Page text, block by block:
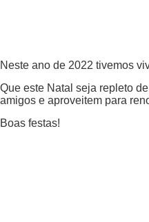
Neste ano de 2022 tivemos
Que este Natal seja repleto
amigos e aproveitem para
Boas festas!